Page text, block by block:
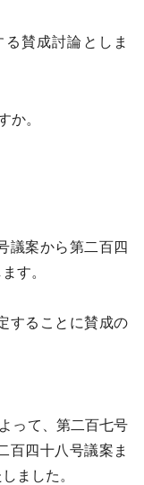
賛成討論としま
か。
議案から第二百四
す。
することに賛成の
って、第二百七号
百四十八号議案ま
ました。